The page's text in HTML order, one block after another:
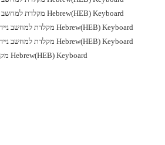
Samsung 300U1A-A02IL מקלדת למחשב נייד Hebrew(HEB) Keyboard
Samsung NP300U1A-A02IL מקלדת למחשב נייד Hebrew(HEB) Keyboard
Samsung NP305U1A-A02IL מקלדת למחשב נייד Hebrew(HEB) Keyboard
5903137JBIL מקלדת למחשב נייד Hebrew(HEB) Keyboard